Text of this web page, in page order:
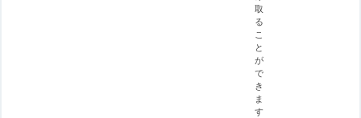
取
る
こ
と
が
で
き
ま
す